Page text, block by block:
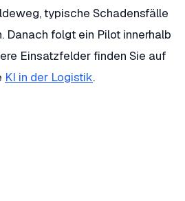
typische Schadensfälle
Danach folgt ein Pilot innerhalb
Einsatzfelder finden Sie auf
KI in der Logistik.